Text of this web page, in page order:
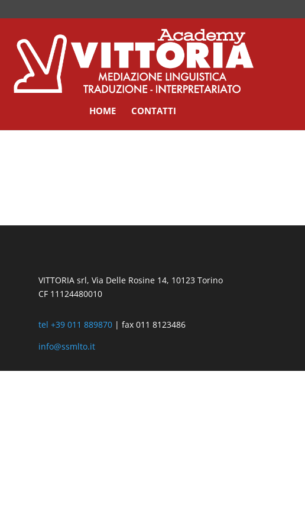
HOME CONTATTI
VITTORIA srl, Via Delle Rosine 14, 10123 Torino
CF 11124480010
tel +39 011 889870| fax 011 8123486
info@ssmlto.it